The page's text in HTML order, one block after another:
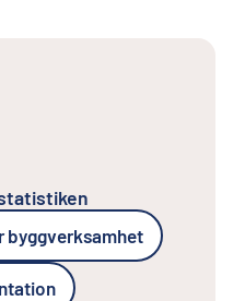
byggverksamhet